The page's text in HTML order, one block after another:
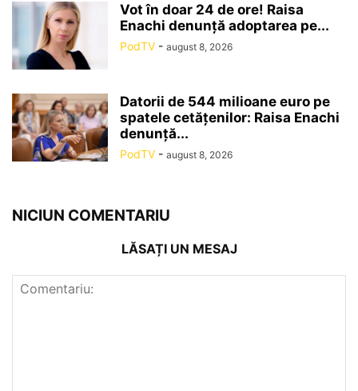
Vot în doar 24 de ore! Raisa
Enachi denunță adoptarea pe...
PodTV - august 8, 2026
Datorii de 544 milioane euro pe
spatele cetățenilor: Raisa Enachi
denunță...
PodTV - august 8, 2026
NICIUN COMENTARIU
LĂSAȚI UN MESAJ